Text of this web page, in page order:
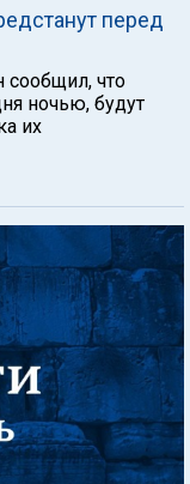
перед
сообщил, что
ночью, будут
их